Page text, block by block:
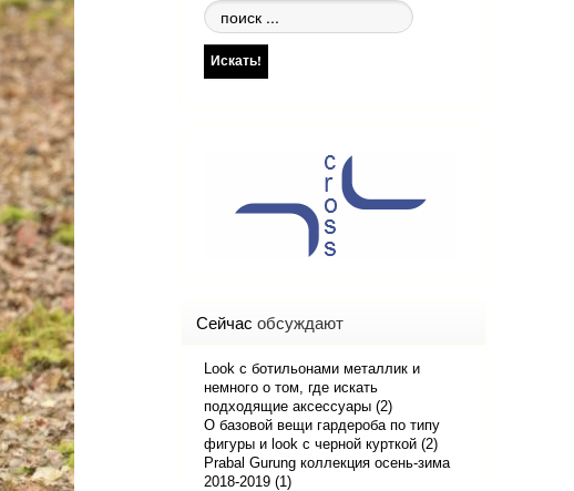
Поиск
по
сайту
Искать!
Сейчас обсуждают
Look с ботильонами металлик и
немного о том, где искать
подходящие аксессуары (2)
О базовой вещи гардероба по типу
фигуры и look с черной курткой (2)
Prabal Gurung коллекция осень-зима
2018-2019 (1)